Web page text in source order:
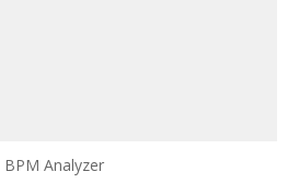
BPM Analyzer